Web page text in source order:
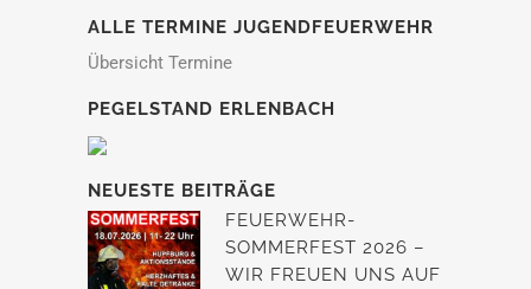
ALLE TERMINE JUGENDFEUERWEHR
Übersicht Termine
PEGELSTAND ERLENBACH
NEUESTE BEITRÄGE
FEUERWEHR-
SOMMERFEST 2026 –
WIR FREUEN UNS AUF